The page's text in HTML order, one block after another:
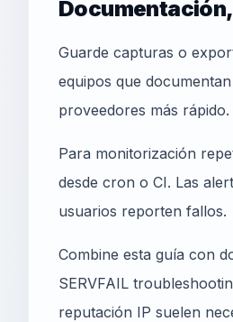
Guarde capturas o
equipos que
proveedores más rápido.
Para monitorización
desde cron o CI. Las
usuarios reporten fallos.
Combine esta guía con
SERVFAIL
reputación IP suelen